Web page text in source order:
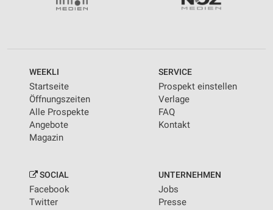
WEEKLI
Startseite
Öffnungszeiten
Alle Prospekte
Angebote
Magazin
SERVICE
Prospekt einstellen
Verlage
FAQ
Kontakt
SOCIAL
Facebook
Twitter
UNTERNEHMEN
Jobs
Presse